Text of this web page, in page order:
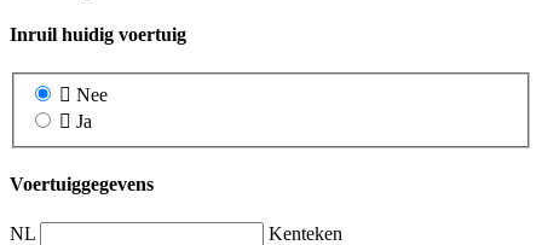
Inruil huidig voertuig
Nee
Ja
Voertuiggegevens
NL
Kenteken